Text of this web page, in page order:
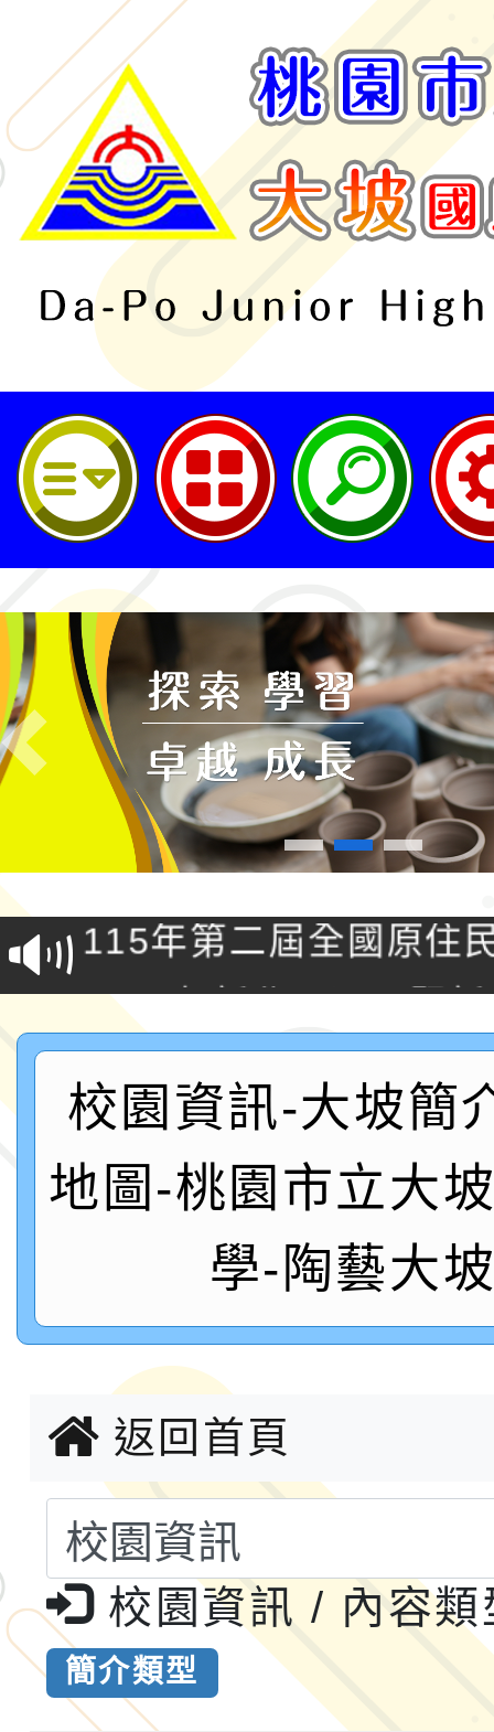
桃園市立大坡國民中學
Previous
轉知桃園市政府交通局
共運輸服務，鼓勵民眾
桃「我的減碳存摺2.0
案，詳如說明，請參閱
115年第二屆全國原住
2026年新北亞洲盃暨
鐵人三項錦標賽
桃園市115學年度學生
「2026年『王牌愛／
運動系列徵選頒獎典禮
成果展」
2026城鎮韌性防空演習
桃園市大溪自造教育
年八月份教師研習
國立成功大學辦理「台
融平台-教案暨教學示
115學年度「學習扶助
計畫子計畫十一-2：國
小時認證研習計畫」
115年度「教育部表揚
義教育推展貢獻獎」實
轉知桃園市政府交通局
共運輸服務，鼓勵民眾
桃「我的減碳存摺2.0
案，詳如說明，請參閱
115年第二屆全國原住
2026年新北亞洲盃暨
鐵人三項錦標賽
桃園市115學年度學生
校園資訊-大坡簡
地圖-桃園市立大
學-陶藝大
返回首頁
校園資訊 / 內容類
簡介類型